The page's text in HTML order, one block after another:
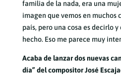
familia de la nada, era una
imagen que vemos en muchos
país, pero una cosa es decirlo
hecho. Eso me parece muy
Acaba de lanzar dos nuevas
día” del compositor José